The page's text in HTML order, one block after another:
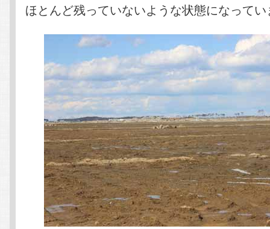
ほとんど残っていないような状態になって